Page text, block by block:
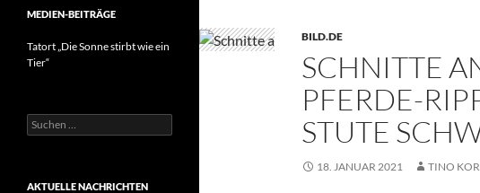
BILD.DE
SCHNITTE
PFERDE-
STUTE
18. JANUAR 2021 TINO
MEDIEN-BEITRÄGE
Tatort „Die Sonne stirbt wie ein
Tier“
Suchen
nach:
AKTUELLE NACHRICHTEN